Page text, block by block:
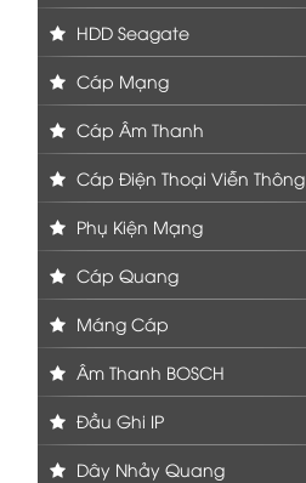
HDD Seagate
Cáp Mạng
Cáp Âm Thanh
Cáp Điện Thoại Viễn Thông
Phụ Kiện Mạng
Cáp Quang
Máng Cáp
Âm Thanh BOSCH
Đầu Ghi IP
Dây Nhảy Quang